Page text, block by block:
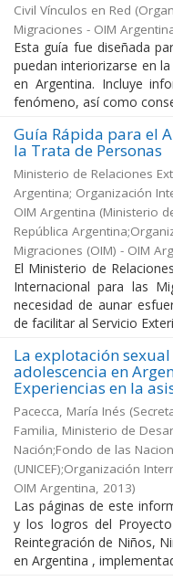
Civil Vínculos en Red (
Migraciones - OIM
Esta guía fue diseñada
puedan interiorizarse en
en Argentina. Incluye
fenómeno, así como
Guía Rápida para el
la Trata de Personas
Ministerio de Relaciones
Argentina; Organización
OIM Argentina (Ministerio
República
Migraciones (OIM) - OIM
El Ministerio de
Internacional para las
necesidad de aunar
de facilitar al Servicio
La explotación
adolescencia en
Experiencias en la
Pacecca, María Inés (
Familia, Ministerio de
Nación;Fondo de las
(UNICEF);Organización
OIM Argentina, 2013)
Las páginas de este
y los logros del
Reintegración de Niños,
en Argentina ,